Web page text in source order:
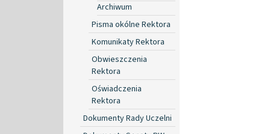
Archiwum
Pisma okólne Rektora
Komunikaty Rektora
Obwieszczenia
Rektora
Oświadczenia
Rektora
Dokumenty Rady Uczelni